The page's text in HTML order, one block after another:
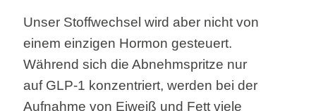
Unser Stoffwechsel wird aber nicht von
einem einzigen Hormon gesteuert.
Während sich die Abnehmspritze nur
auf GLP-1 konzentriert, werden bei der
Aufnahme von Eiweiß und Fett viele